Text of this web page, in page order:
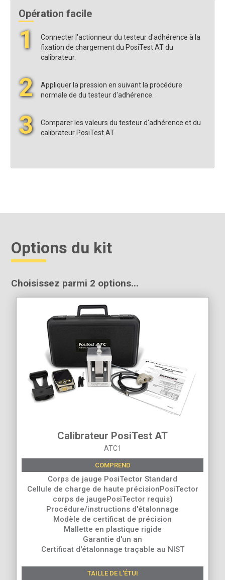
Opération facile
1
Connecter l'actionneur du testeur d'adhérence à la
fixation de chargement du PosiTest AT du
calibrateur.
2
Appliquer la pression en suivant la procédure
normale de du testeur d'adhérence.
3
Comparer les valeurs du testeur d'adhérence et du
calibrateur PosiTest AT
Options du kit
Choisissez parmi 2 options...
Calibrateur PosiTest AT
ATC1
COMPREND
Corps de jauge PosiTector Standard
Cellule de charge de haute précisionPosiTector
corps de jaugePosiTector requis)
Procédure/instructions d'étalonnage
Modèle de certificat de précision
Mallette en plastique rigide
Garantie d'un an
Certificat d'étalonnage traçable au NIST
TAILLE DE L'ÉTUI